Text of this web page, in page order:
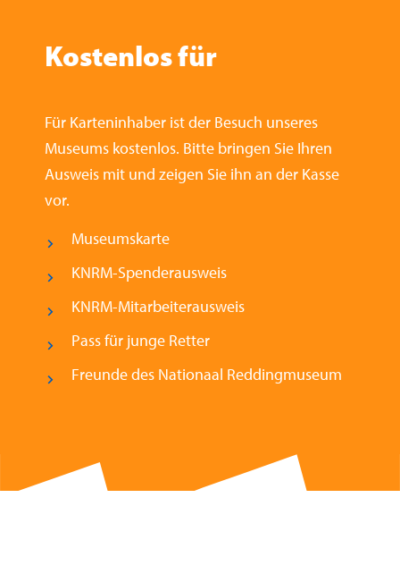
Kostenlos für
Für Karteninhaber ist der Besuch unseres
Museums kostenlos. Bitte bringen Sie Ihren
Ausweis mit und zeigen Sie ihn an der Kasse
vor.
Museumskarte
KNRM-Spenderausweis
KNRM-Mitarbeiterausweis
Pass für junge Retter
Freunde des Nationaal Reddingmuseum